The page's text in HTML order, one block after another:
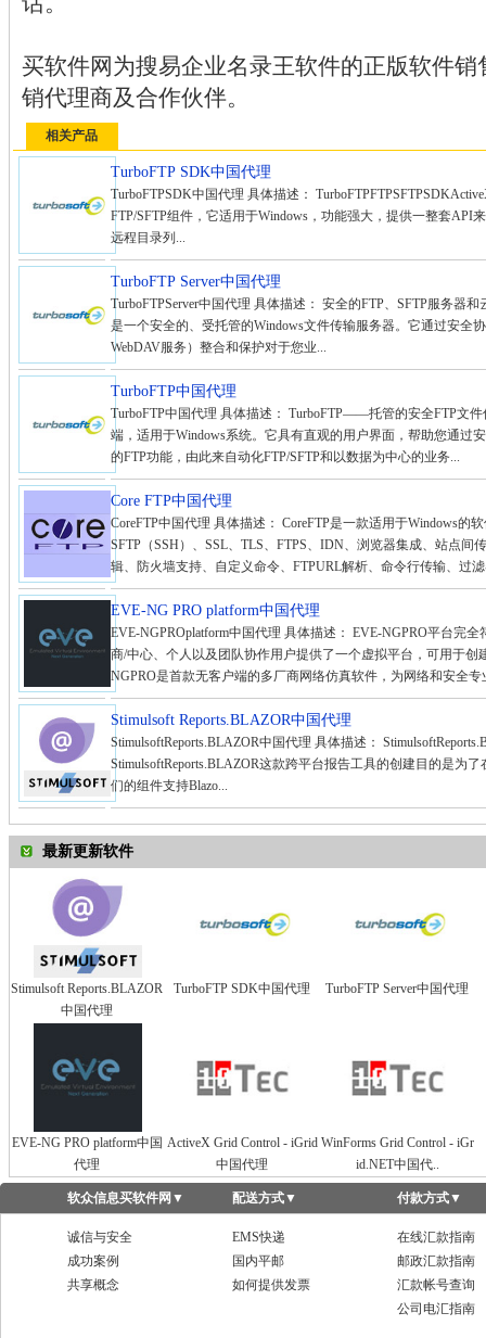
买软件网为搜易企业名录王软件的正版软件
销代理商及合作伙伴。
相关产品
TurboFTP SDK中国代理
TurboFTPSDK中国代理 具体描述：
FTP/SFTP组件，它适用于Windows，功能强大，提供一整套API
远程目录列...
TurboFTP Server中国代理
TurboFTPServer中国代理 具体描述： 安全的FTP、SFTP服务器
是一个安全的、受托管的Windows文件传输服务器。它通过安全
WebDAV服务）整合和保护对于您业...
TurboFTP中国代理
TurboFTP中国代理 具体描述： TurboFTP——托管的安全FTP文
端，适用于Windows系统。它具有直观的用户界面，帮助您通过
的FTP功能，由此来自动化FTP/SFTP和以数据为中心的业务...
Core FTP中国代理
CoreFTP中国代理 具体描述： CoreFTP是一款适用于Windows的
SFTP（SSH）、SSL、TLS、FTPS、IDN、浏览器集成、站点
辑、防火墙支持、自定义命令、FTPURL解析、命令行传输、过
EVE-NG PRO platform中国代理
EVE-NGPROplatform中国代理 具体描述： EVE-NGPRO平台完
商/中心、个人以及团队协作用户提供了一个虚拟平台，可用于
NGPRO是首款无客户端的多厂商网络仿真软件，为网络和安全
Stimulsoft Reports.BLAZOR中国代理
StimulsoftReports.BLAZOR中国代理 具体描述：
StimulsoftReports.BLAZOR这款跨平台报告工具的创建目的是为
们的组件支持Blazo...
最新更新软件
Stimulsoft Reports.BLAZOR
中国代理
TurboFTP SDK中国代理 TurboFTP Server中国代理
EVE-NG PRO platform中国
代理
ActiveX Grid Control - iGrid
中国代理
WinForms Grid Control - iGr
id.NET中国代..
软众信息买软件网 ▼ 配送方式▼ 付款方式▼
诚信与安全 EMS快递
在线汇款指南
成功案例
国内平邮
邮政汇款指南
共享概念
如何提供发票
汇款帐号查询
公司电汇指南